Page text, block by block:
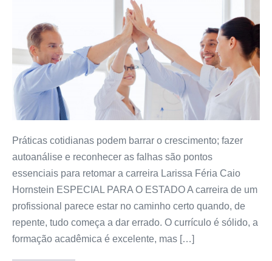
Práticas cotidianas podem barrar o crescimento; fazer
autoanálise e reconhecer as falhas são pontos
essenciais para retomar a carreira Larissa Féria Caio
Hornstein ESPECIAL PARA O ESTADO A carreira de um
profissional parece estar no caminho certo quando, de
repente, tudo começa a dar errado. O currículo é sólido, a
formação acadêmica é excelente, mas […]